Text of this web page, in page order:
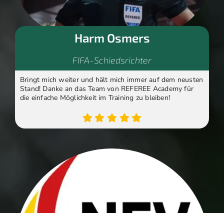
Harm Osmers
FIFA-Schiedsrichter
Bringt mich weiter und hält mich immer auf dem neusten
Stand! Danke an das Team von REFEREE Academy für
die einfache Möglichkeit im Training zu bleiben!